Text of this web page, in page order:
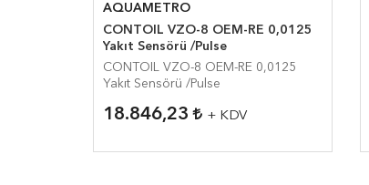
AQUAMETRO
CONTOIL VZO-8 OEM-RE 0,0125
Yakıt Sensörü /Pulse
CONTOIL VZO-8 OEM-RE 0,0125
Yakıt Sensörü /Pulse
18.846,23 + KDV